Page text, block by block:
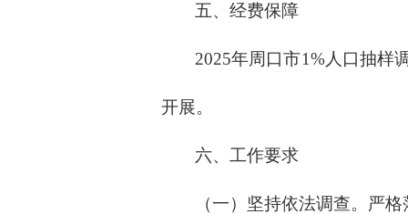
五、经费保障
2025年周口市1%人口抽样
开展。
六、工作要求
（一）坚持依法调查。 严